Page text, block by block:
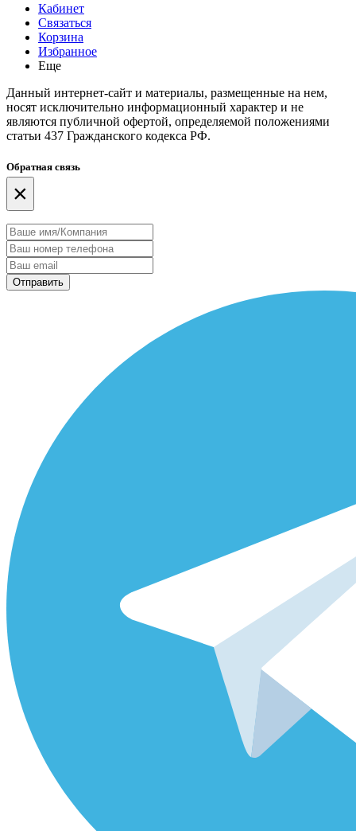
Кабинет
Связаться
Корзина
Избранное
Еще
Данный интернет-сайт и материалы, размещенные на нем,
носят исключительно информационный характер и не
являются публичной офертой, определяемой положениями
статьи 437 Гражданского кодекса РФ.
Обратная связь
×
Отправить